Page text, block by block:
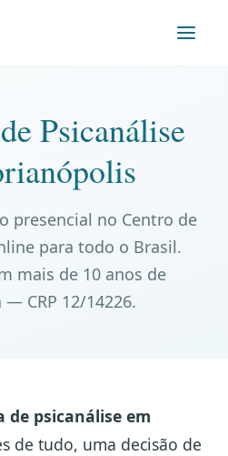
Psicanálise
presencial no Centro de
para todo o Brasil.
mais de 10 anos de
CRP 12/14226.
de psicanálise em
de tudo, uma decisão de